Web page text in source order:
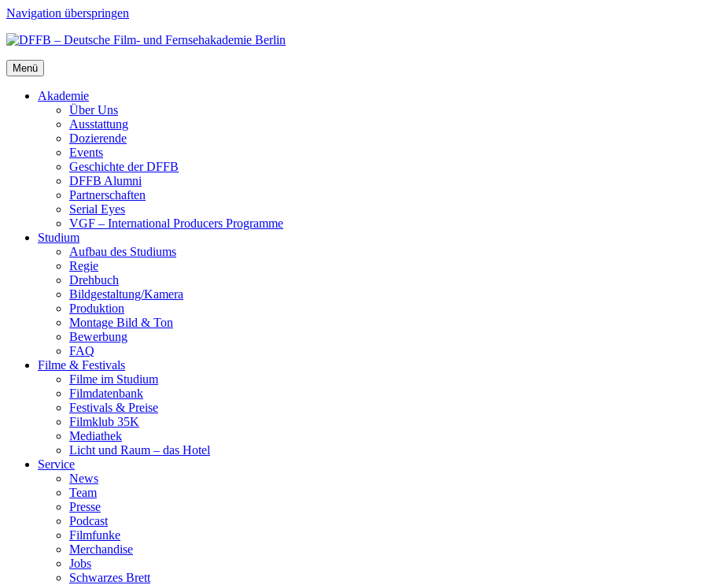
Navigation überspringen
Menü
Aka­de­mie
Über Uns
Aus­stat­tung
Dozie­ren­de
Events
Geschich­te der DFFB
DFFB Alum­ni
Part­ner­schaf­ten
Seri­al Eyes
VGF – Inter­na­tio­nal Pro­du­cers Pro­gram­me
Stu­di­um
Auf­bau des Stu­di­ums
Regie
Dreh­buch
Bildgestaltung/​​Kamera
Pro­duk­ti­on
Mon­ta­ge Bild & Ton
Bewer­bung
FAQ
Fil­me & Fes­ti­vals
Fil­me im Stu­di­um
Film­da­ten­bank
Fes­ti­vals & Prei­se
Film­klub 35K
Media­thek
Licht und Raum – das Hotel
Ser­vice
News
Team
Pres­se
Pod­cast
Film­fun­ke
Mer­chan­di­se
Jobs
Schwar­zes Brett